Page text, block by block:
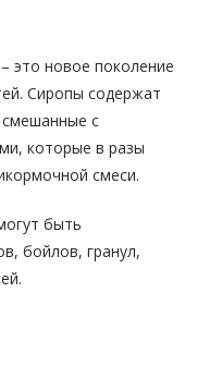
это новое поколение
Сиропы содержат
с
которые в разы
смеси.
быть
бойлов, гранул,